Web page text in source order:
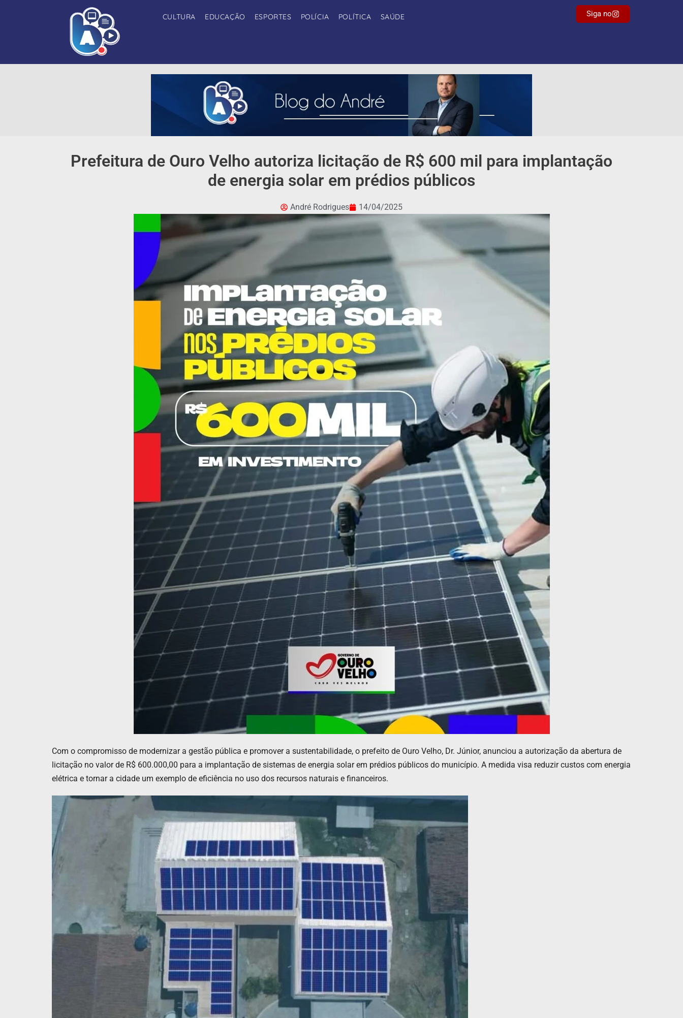
CULTURA EDUCAÇÃO ESPORTES POLÍCIA POLÍTICA SAÚDE Siga no
Prefeitura de Ouro Velho autoriza licitação de R$ 600 mil para implantação
de energia solar em prédios públicos
André Rodrigues 14/04/2025
Com o compromisso de modernizar a gestão pública e promover a sustentabilidade, o prefeito de Ouro Velho, Dr. Júnior, anunciou a autorização da abertura de
licitação no valor de R$ 600.000,00 para a implantação de sistemas de energia solar em prédios públicos do município. A medida visa reduzir custos com energia
elétrica e tornar a cidade um exemplo de eficiência no uso dos recursos naturais e financeiros.